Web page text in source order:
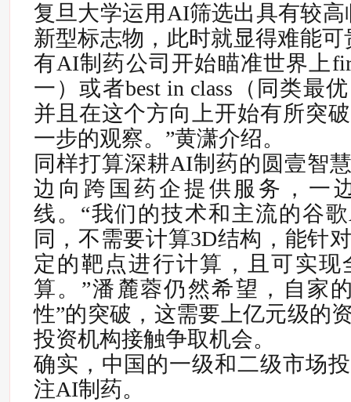
复旦大学运用AI筛选出具有较
新型标志物，此时就显得难能
有AI制药公司开始瞄准世界上
一）或者best in class（同类最
并且在这个方向上开始有所突
一步的观察。”黄潇介绍。
同样打算深耕AI制药的圆壹智
边向跨国药企提供服务，一
线。 “我们的技术和主流的谷
同，不需要计算3D结构，能针
定的靶点进行计算，且可实
算。”潘麓蓉仍然希望，自家
性”的突破，这需要上亿元级的
投资机构接触争取机会。
确实， 中国的一级和二级市场
注AI制药。